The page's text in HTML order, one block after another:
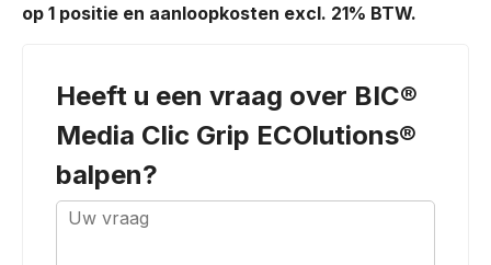
op 1 positie en aanloopkosten excl. 21% BTW.
Heeft u een vraag over BIC®
Media Clic Grip ECOlutions®
balpen?